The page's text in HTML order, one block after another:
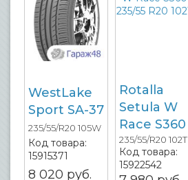
WestLake
Sport SA-37
235/55/R20 105W
Код товара:
15915371
8 020 руб.
Rotalla
Setula W
Race S360
235/55/R20 102T
Код товара:
15922542